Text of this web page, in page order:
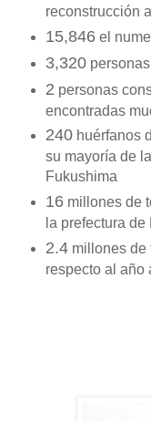
reconstrucción
15,846el
3,320personas
2 personas
encontradas
240huérfanos
su mayoría de
Fukushima
16millones de
la prefectura
2.4millones de
respecto al año